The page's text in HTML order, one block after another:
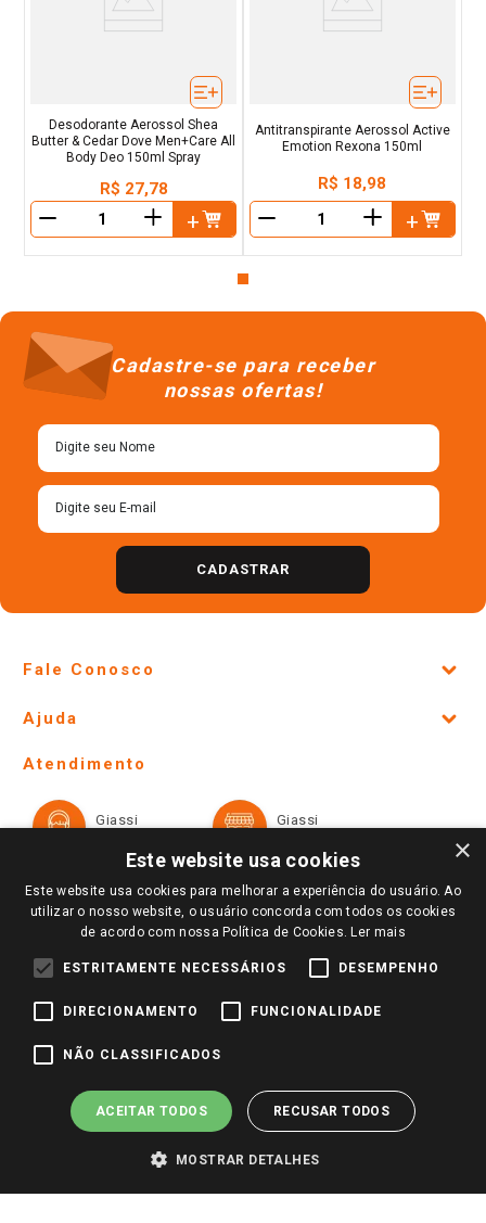
Desodorante Aerossol Shea
Butter & Cedar Dove Men+Care All
Body Deo 150ml Spray
R$ 27,78
＋
Antitranspirante Aerossol Active
Emotion Rexona 150ml
R$ 18,98
＋
Cadastre-se para receber
nossas ofertas!
CADASTRAR
Fale Conosco
Lojas Físicas e Horários
Ofertas
Televendas
Notícias
Perguntas frequentes
Identidade Visual
Ajuda
Formas de Pagamento
Trocas e Devoluções
Atendimento
Giassi
Giassi
Redes Sociais
Pagamento e Segurança
×
Este website usa cookies
Este website usa cookies para melhorar a experiência do usuário. Ao
utilizar o nosso website, o usuário concorda com todos os cookies
de acordo com nossa Política de Cookies. Ler mais
ESTRITAMENTE NECESSÁRIOS DESEMPENHO
DIRECIONAMENTO FUNCIONALIDADE
NÃO CLASSIFICADOS
ACEITAR TODOS RECUSAR TODOS
MOSTRAR DETALHES